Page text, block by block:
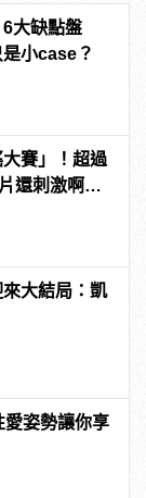
大缺點盤
小case？
賽」！超過
還刺激啊！ |
來大結局：凱
愛姿勢讓你享